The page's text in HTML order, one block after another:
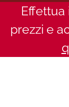
Effettua
prezzi e